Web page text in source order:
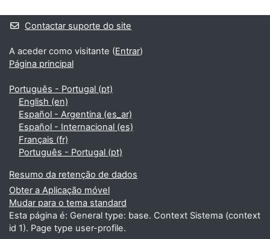
Blocos adicionais
Contactar suporte do site
A aceder como visitante (Entrar)
Página principal
Português - Portugal ‎(pt)‎
English ‎(en)‎
Español - Argentina ‎(es_ar)‎
Español - Internacional ‎(es)‎
Français ‎(fr)‎
Português - Portugal ‎(pt)‎
Resumo da retenção de dados
Obter a Aplicação móvel
Mudar para o tema standard
Esta página é: General type: base. Context Sistema (context
id 1). Page type user-profile.